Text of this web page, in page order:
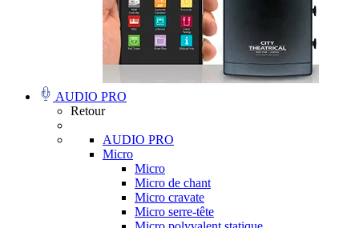
AUDIO PRO
Retour
AUDIO PRO
Micro
Micro
Micro de chant
Micro cravate
Micro serre-tête